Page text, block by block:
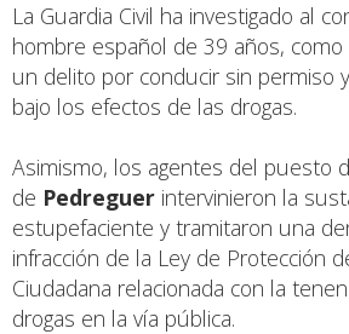
La Guardia Civil ha investigado al
hombre español de 39 años,
un delito por conducir sin permiso
bajo los efectos de las drogas.
Asimismo, los agentes del puesto
de Pedreguer intervinieron la
estupefaciente y tramitaron una
infracción de la Ley de Protección
Ciudadana relacionada con la
drogas en la vía pública.